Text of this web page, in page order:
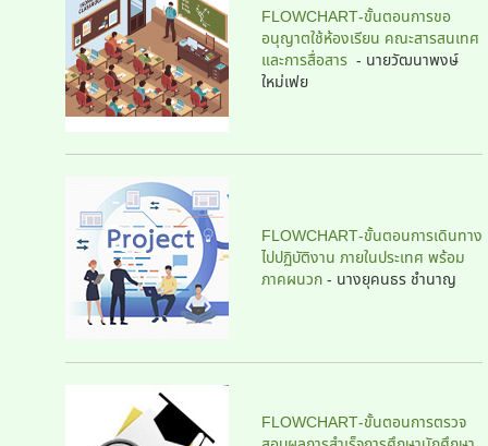
FLOWCHART-ขั้นตอนการขอ
อนุญาตใช้ห้องเรียน คณะสารสนเทศ
และการสื่อสาร - นายวัฒนาพงษ์
ใหม่เฟย
FLOWCHART-ขั้นตอนการเดินทาง
ไปปฏิบัติงาน ภายในประเทศ พร้อม
ภาคผนวก- นางยุคนธร ชำนาญ
FLOWCHART-ขั้นตอนการตรวจ